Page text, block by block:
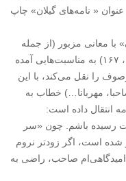
تحت عنوان « نامه‌های گیلان» چاپ
با معانی مزبور (از جمله
در نامه‌های شماره ۸، ۵۲، ۶۲، ۶۸، ۷۱، ۱۳۸، ۱۶۷) به مناسبت‌هایی آمده
را نقل می‌کند، با این
مهربانا…) خطاب به
انتقال داده است:
رسیده باشم. چون «سر
است، اگر زودتر نروم
صاحب، راضی به